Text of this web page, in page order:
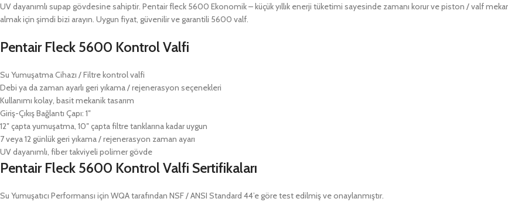
UV dayanımlı supap gövdesine sahiptir. Pentair fleck 5600 Ekonomik – küçük yıllık enerji tüketimi sayesinde zamanı korur ve piston / valf
almak için şimdi bizi arayın. Uygun fiyat, güvenilir ve garantili 5600 valf.
Pentair Fleck 5600 Kontrol Valfi
Su Yumuşatma Cihazı / Filtre kontrol valfi
Debi ya da zaman ayarlı geri yıkama / rejenerasyon seçenekleri
Kullanımı kolay, basit mekanik tasarım
Giriş-Çıkış Bağlantı Çapı: 1″
12″ çapta yumuşatma, 10″ çapta filtre tanklarına kadar uygun
7 veya 12 günlük geri yıkama / rejenerasyon zaman ayarı
UV dayanımlı, fiber takviyeli polimer gövde
Pentair Fleck 5600 Kontrol Valfi Sertifikaları
Su Yumuşatıcı Performansı için WQA tarafından NSF / ANSI Standard 44’e göre test edilmiş ve onaylanmıştır.